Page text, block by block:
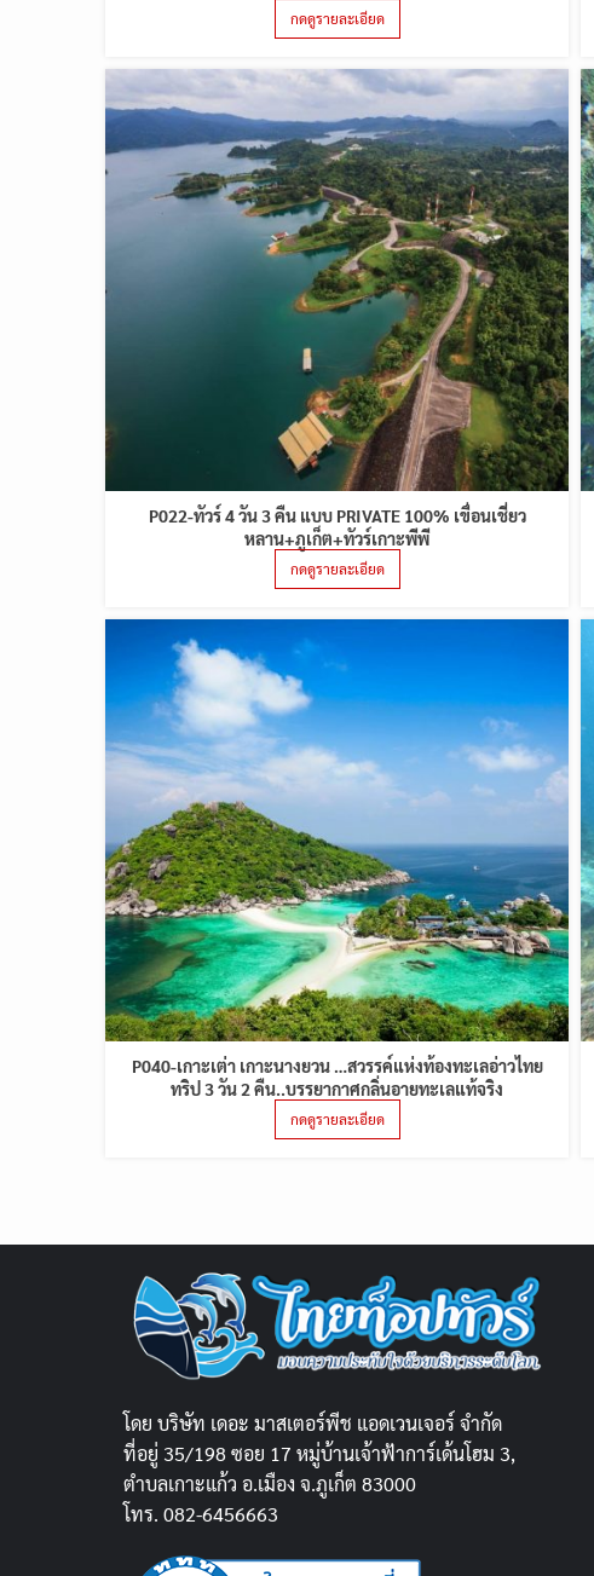
กดดูรายละเอียด
P022-ทัวร์ 4 วัน 3 คืน แบบ PRIVATE 100% เขื่อนเชี่ยว
หลาน+ภูเก็ต+ทัวร์เกาะพีพี
กดดูรายละเอียด
P040-เกาะเต่า เกาะนางยวน …สวรรค์แห่งท้องทะเลอ่าวไทย
ทริป 3 วัน 2 คืน..บรรยากาศกลิ่นอายทะเลแท้จริง
กดดูรายละเอียด
โดย บริษัท เดอะ มาสเตอร์พีช แอดเวนเจอร์ จำกัด
ที่อยู่ 35/198 ซอย 17 หมู่บ้านเจ้าฟ้าการ์เด้นโฮม 3,
ตำบลเกาะแก้ว อ.เมือง จ.ภูเก็ต 83000
โทร. 082-6456663